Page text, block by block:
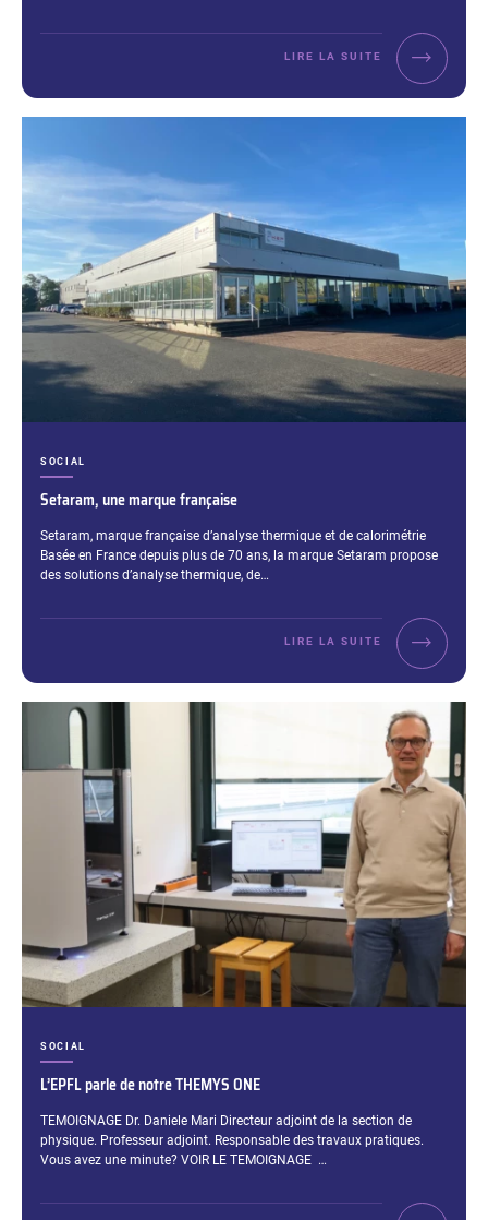
LIRE LA SUITE
Setaram, une marque française
CATÉGORIES :
SOCIAL
Extrait :
Setaram, marque française d’analyse thermique et de calorimétrie
Basée en France depuis plus de 70 ans, la marque Setaram propose
des solutions d’analyse thermique, de…
LIRE LA SUITE
L’EPFL parle de notre THEMYS ONE
CATÉGORIES :
SOCIAL
Extrait :
TEMOIGNAGE Dr. Daniele Mari Directeur adjoint de la section de
physique. Professeur adjoint. Responsable des travaux pratiques.
Vous avez une minute? VOIR LE TEMOIGNAGE …